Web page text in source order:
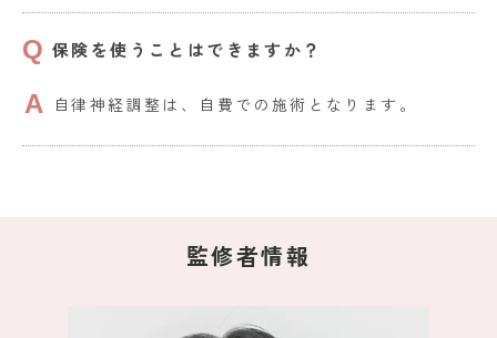
保険を使うことはできますか？
自律神経調整は、自費での施術となります。
監修者情報